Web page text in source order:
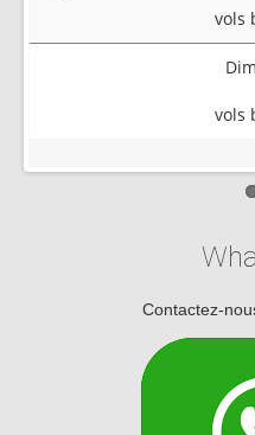
vols
vols
Contactez-